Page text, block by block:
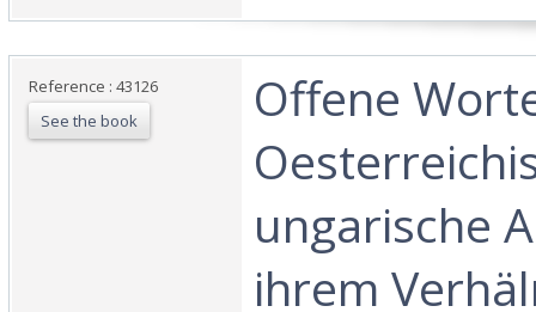
Reference : 43126
See the book
‎Offene
ungarische
ihrem